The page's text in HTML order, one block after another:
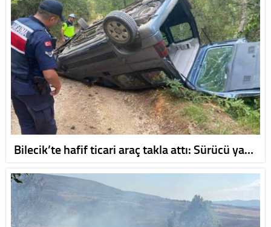
Bilecik’te hafif ticari araç takla attı: Sürücü ya…